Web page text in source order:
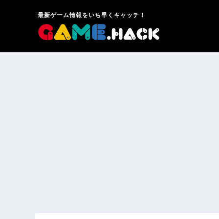
最新ゲーム情報をいち早くキャッチ！